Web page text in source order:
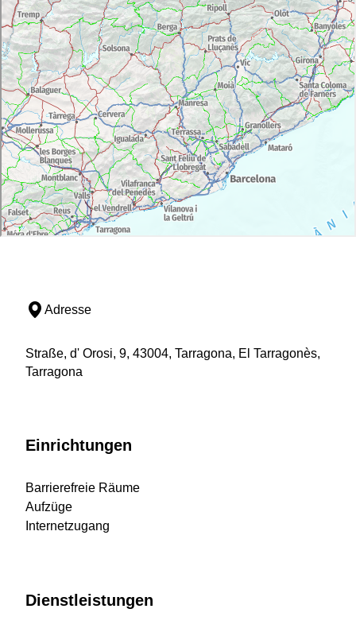
Adresse
Straße, d' Orosi, 9, 43004, Tarragona, El Tarragonès,
Tarragona
Einrichtungen
Barrierefreie Räume
Aufzüge
Internetzugang
Dienstleistungen